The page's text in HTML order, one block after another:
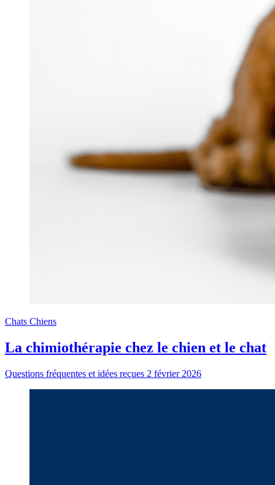
Chats Chiens
La chimiothérapie chez le chien et le chat
Questions fréquentes et idées reçues 2 février 2026